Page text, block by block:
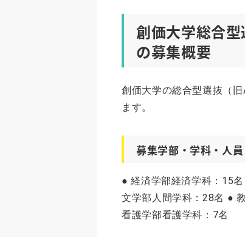
創価大学総合型
の募集概要
創価大学の総合型選抜（
ます。
募集学部・学科・人員
● 経済学部経済学科：15
文学部人間学科：28名 ●
看護学部看護学科：7名